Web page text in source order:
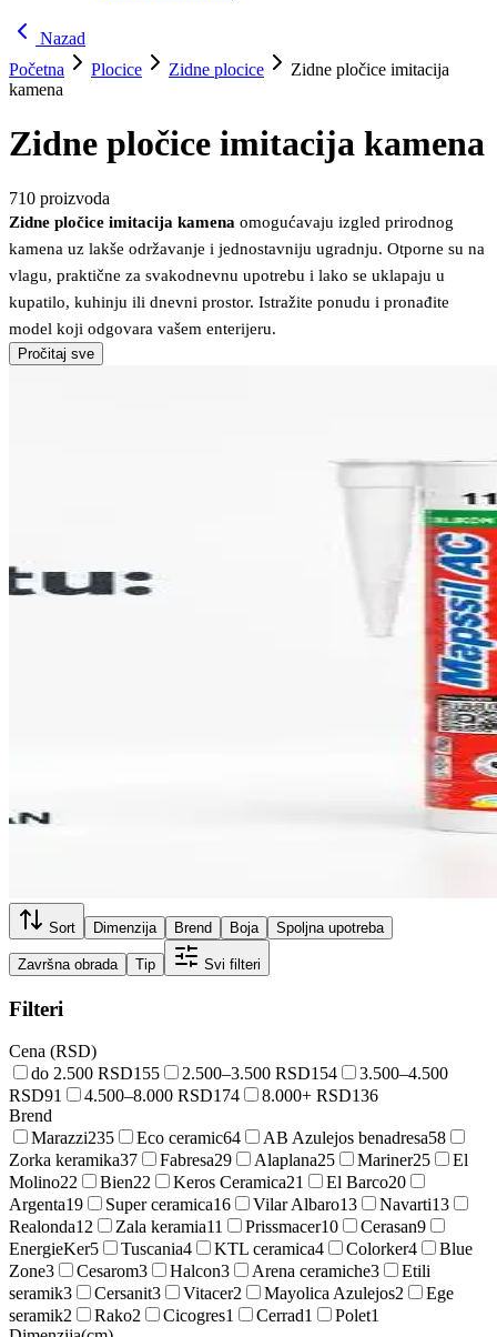
Nazad
Početna
Plocice Zidne plocice
Zidne pločice imitacija
kamena
Zidne pločice imitacija kamena
710 proizvoda
Zidne pločice imitacija kamena omogućavaju izgled prirodnog
kamena uz lakše održavanje i jednostavniju ugradnju. Otporne su na
vlagu, praktične za svakodnevnu upotrebu i lako se uklapaju u
kupatilo, kuhinju ili dnevni prostor. Istražite ponudu i pronađite
model koji odgovara vašem enterijeru.
Pročitaj sve
Sort Dimenzija Brend Boja Spoljna upotreba
Završna obrada Tip Svi filteri
Filteri
Cena (RSD)
do 2.500 RSD155 2.500–3.500 RSD154
3.500–4.500
RSD91 4.500–8.000 RSD174 8.000+ RSD136
Brend
Marazzi235 Eco ceramic64 AB Azulejos benadresa58
Zorka keramika37 Fabresa29 Alaplana25 Mariner25
El
Molino22 Bien22 Keros Ceramica21 El Barco20
Argenta19 Super ceramica16 Vilar Albaro13 Navarti13
Realonda12 Zala keramia11 Prissmacer10 Cerasan9
EnergieKer5 Tuscania4 KTL ceramica4 Colorker4
Blue
Zone3 Cesarom3 Halcon3 Arena ceramiche3
Etili
seramik3 Cersanit3 Vitacer2 Mayolica Azulejos2
Ege
seramik2 Rako2 Cicogres1 Cerrad1 Polet1